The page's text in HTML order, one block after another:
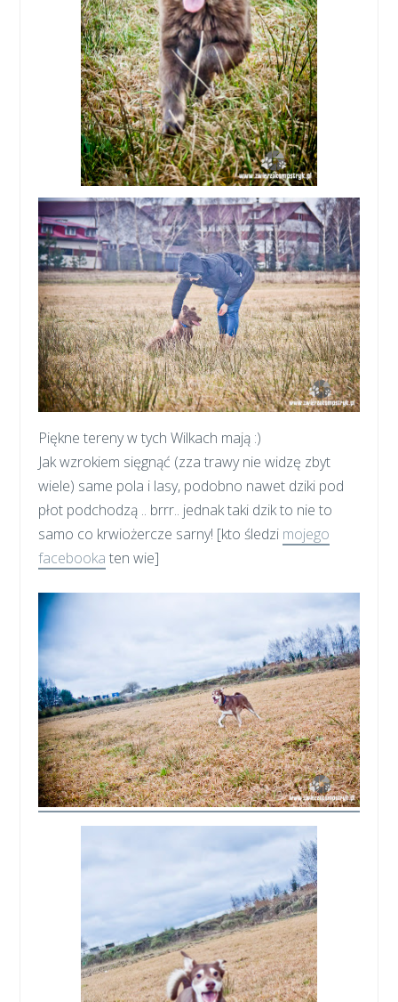
Piękne tereny w tych Wilkach mają :)
Jak wzrokiem sięgnąć (zza trawy nie widzę zbyt
wiele) same pola i lasy, podobno nawet dziki pod
płot podchodzą .. brrr.. jednak taki dzik to nie to
samo co krwiożercze sarny! [kto śledzi mojego
facebooka ten wie]